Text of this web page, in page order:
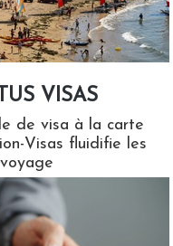
VISAS
de visa à la carte
Visas fluidifie les